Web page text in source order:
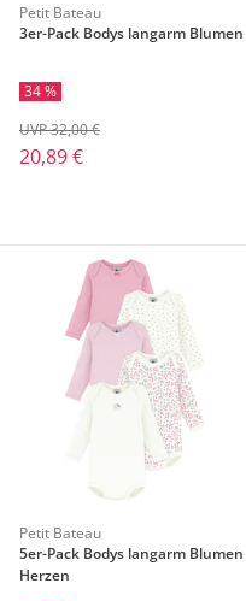
Petit Bateau
3er-Pack Bodys langarm Blumen
34 %
20,89 €
UVP 32,00 €
Petit Bateau
5er-Pack Bodys langarm Blumen
Herzen